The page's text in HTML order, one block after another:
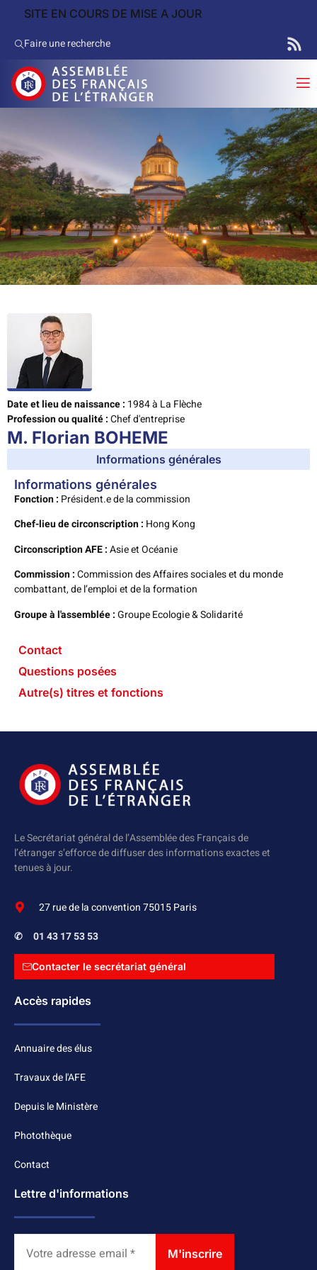
SITE EN COURS DE MISE A JOUR
Faire une recherche
Date et lieu de naissance : 1984 à La Flèche
Profession ou qualité :Chef d'entreprise
M. Florian BOHEME
Informations générales
Contact
Questions posées
Autre(s) titres et fonctions
Informations générales
Fonction : Président.e de la commission
Chef-lieu de circonscription : Hong Kong
Circonscription AFE :Asie et Océanie
Commission :Commission des Affaires sociales et du monde
combattant, de l’emploi et de la formation
Groupe à l'assemblée :Groupe Ecologie & Solidarité
Le Secrétariat général de l’Assemblée des Français de
l’étranger s’efforce de diffuser des informations exactes et
tenues à jour.
27 rue de la convention 75015 Paris
✆ 01 43 17 53 53
Contacter le secrétariat général
Accès rapides
Annuaire des élus
Travaux de l'AFE
Depuis le Ministère
Photothèque
Contact
Lettre d'informations